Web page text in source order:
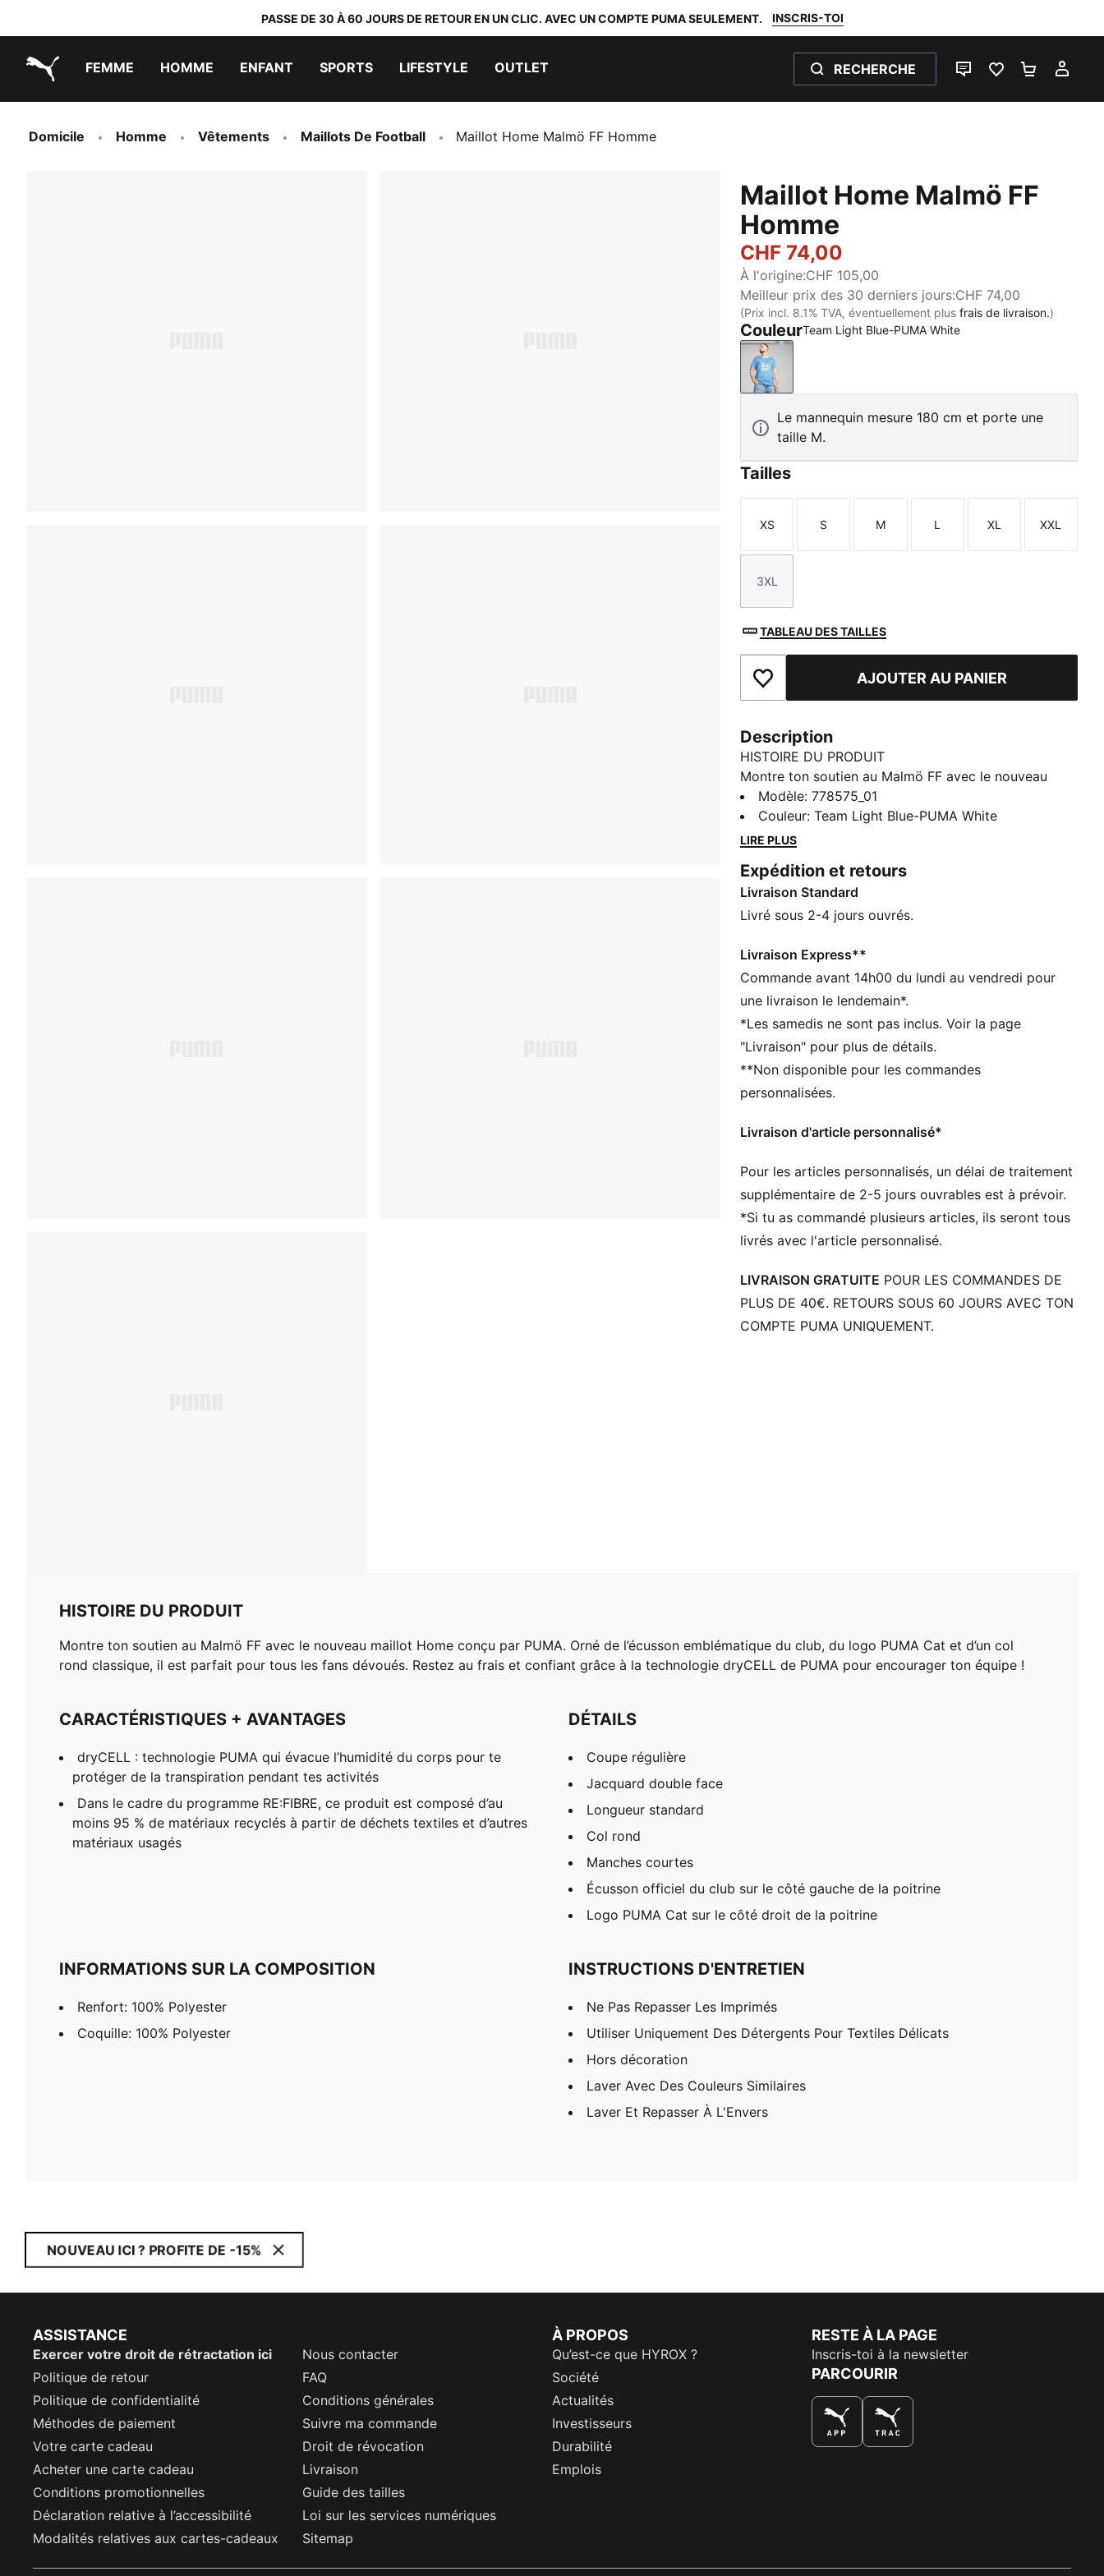
PASSE DE 30 À 60 JOURS DE RETOUR EN UN CLIC. AVEC UN COMPTE PUMA SEULEMENT. INSCRIS-TOI
FEMME HOMME ENFANT SPORTS LIFESTYLE OUTLET RECHERCHE
LIVE CHATFAVORIS 0PANIER 0
Domicile Homme Vêtements Maillots De Football Maillot Home Malmö FF Homme
Maillot Home Malmö FF
Homme
CHF 74,00
À l'origine:CHF 105,00
Meilleur prix des 30 derniers jours:CHF 74,00
(Prix incl. 8.1% TVA, éventuellement plusfrais de livraison.)
CouleurTeam Light Blue-PUMA White
Team Light Blue-PUMA White
Le mannequin mesure 180 cm et porte une
taille M.
Tailles
Taille
XS
Taille
S
Taille
M
Taille
L
Taille
XL
Taille
XXL
Taille
3XL
TABLEAU DES TAILLES
Ajouter aux favorisAJOUTER AU PANIER
Description
HISTOIRE DU PRODUIT
Montre ton soutien au Malmö FF avec le nouveau
maillot Home conçu par PUMA. Orné de l’écusson
emblématique du club, du logo PUMA Cat et d’un col
rond classique, il est parfait pour tous les fans
technologie dryCELL de PUMA pour encourager ton
équipe !
CARACTÉRISTIQUES + AVANTAGES
corps pour te protéger de la transpiration pendant
tes activités
Dans le cadre du programme RE:FIBRE, ce produit est
partir de déchets textiles et d’autres matériaux
usagés
DÉTAILS
Coupe régulière
Longueur standard
Manches courtes
Écusson officiel du club sur le côté gauche de la
poitrine
Logo PUMA Cat sur le côté droit de la poitrine
Modèle:778575_01
Couleur:Team Light Blue-PUMA White
LIRE PLUS
Expédition et retours
Livraison Standard
Livré sous 2-4 jours ouvrés.
Livraison Express**
Commande avant 14h00 du lundi au vendredi pour
une livraison le lendemain*.
*Les samedis ne sont pas inclus. Voir la page
"Livraison" pour plus de détails.
**Non disponible pour les commandes
personnalisées.
Livraison d'article personnalisé*
Pour les articles personnalisés, un délai de traitement
supplémentaire de 2-5 jours ouvrables est à prévoir.
*Si tu as commandé plusieurs articles, ils seront tous
livrés avec l'article personnalisé.
LIVRAISON GRATUITE POUR LES COMMANDES DE
PLUS DE 40€. RETOURS SOUS 60 JOURS AVEC TON
COMPTE PUMA UNIQUEMENT.
HISTOIRE DU PRODUIT
Montre ton soutien au Malmö FF avec le nouveau maillot Home conçu par PUMA. Orné de l’écusson emblématique du club, du logo PUMA Cat et d’un col
rond classique, il est parfait pour tous les fans dévoués. Restez au frais et confiant grâce à la technologie dryCELL de PUMA pour encourager ton équipe !
CARACTÉRISTIQUES + AVANTAGES
dryCELL : technologie PUMA qui évacue l’humidité du corps pour te
protéger de la transpiration pendant tes activités
Dans le cadre du programme RE:FIBRE, ce produit est composé d’au
moins 95 % de matériaux recyclés à partir de déchets textiles et d’autres
matériaux usagés
DÉTAILS
Coupe régulière
Jacquard double face
Longueur standard
Col rond
Manches courtes
Écusson officiel du club sur le côté gauche de la poitrine
Logo PUMA Cat sur le côté droit de la poitrine
INFORMATIONS SUR LA COMPOSITION
Renfort: 100% Polyester
Coquille: 100% Polyester
INSTRUCTIONS D'ENTRETIEN
Ne Pas Repasser Les Imprimés
Utiliser Uniquement Des Détergents Pour Textiles Délicats
Hors décoration
Laver Avec Des Couleurs Similaires
Laver Et Repasser À L'Envers
NOUVEAU ICI ? PROFITE DE -15%
ASSISTANCE
Exercer votre droit de rétractation ici
Nous contacter
Politique de retour
FAQ
Politique de confidentialité
Conditions générales
Méthodes de paiement
Suivre ma commande
Votre carte cadeau
Droit de révocation
Acheter une carte cadeau
Livraison
Conditions promotionnelles
Guide des tailles
Déclaration relative à l’accessibilité
Loi sur les services numériques
Modalités relatives aux cartes-cadeaux
Sitemap
À PROPOS
Qu’est-ce que HYROX ?
Société
Actualités
Investisseurs
Durabilité
Emplois
RESTE À LA PAGE
Inscris-toi à la newsletter
PARCOURIR